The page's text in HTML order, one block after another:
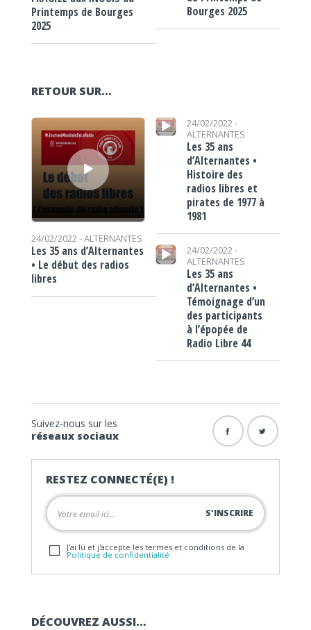
Printemps de Bourges
2025
Bourges 2025
RETOUR SUR…
Lecteur audio
24/02/2022 -ALTERNANTES
Les 35 ans d’Alternantes
• Le début des radios
libres
Lecteur audio
24/02/2022 -
ALTERNANTES
Les 35 ans
d’Alternantes •
Histoire des
radios libres et
pirates de 1977 à
1981
Lecteur audio
24/02/2022 -
ALTERNANTES
Les 35 ans
d’Alternantes •
Témoignage d’un
des participants
à l’épopée de
Radio Libre 44
Suivez-nous sur les
réseaux sociaux
RESTEZ CONNECTÉ(E) !
J'ai lu et j'accepte les termes et conditions de la
Politique de confidentialité
DÉCOUVREZ AUSSI…